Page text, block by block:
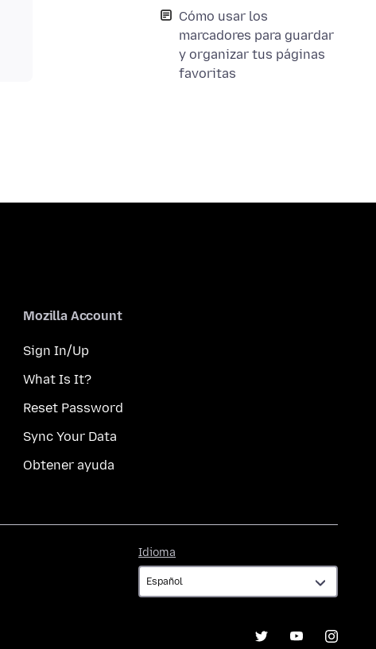
Cómo usar los
marcadores para guardar
y organizar tus páginas
favoritas
Mozilla Account
Sign In/Up
What Is It?
Reset Password
Sync Your Data
Obtener ayuda
Idioma